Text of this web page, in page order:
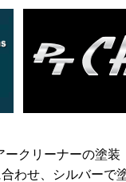
クリーナーの塗装
わせ、シルバーで